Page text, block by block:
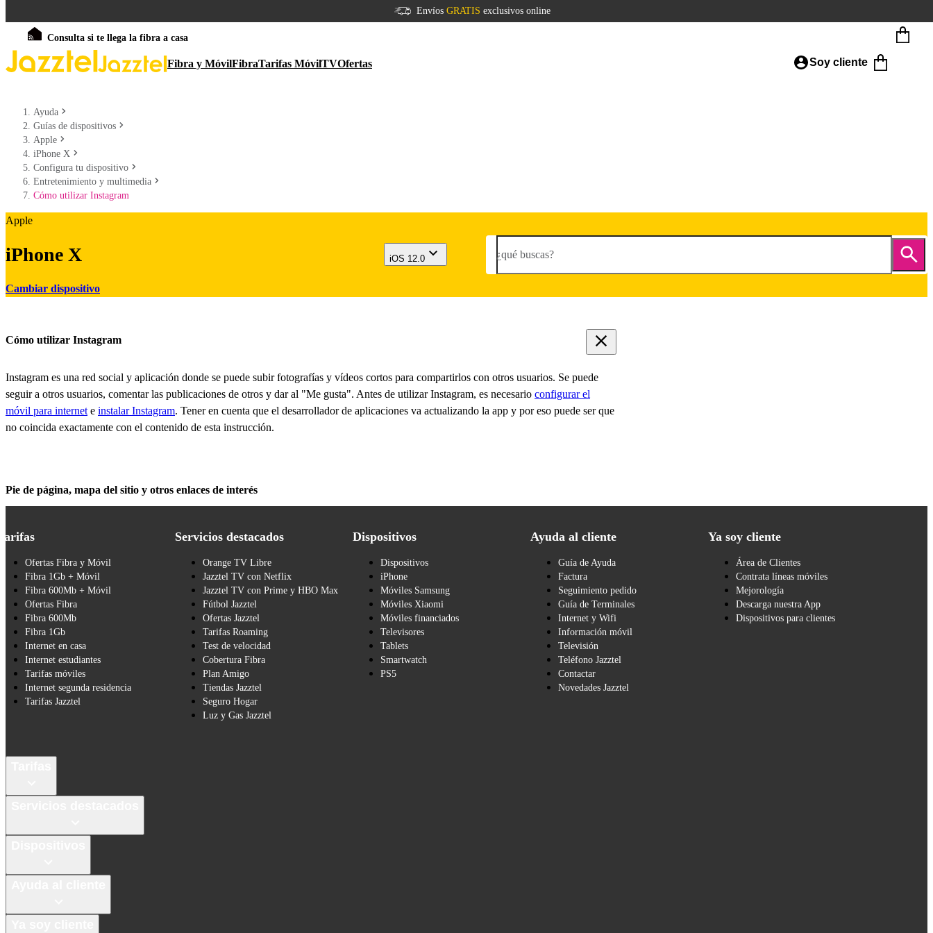
Envíos GRATIS exclusivos online
Consulta si te llega la fibra a casa
Fibra y MóvilFibraTarifas MóvilTVOfertas Soy cliente
Ayuda
Guías de dispositivos
Apple
iPhone X
Configura tu dispositivo
Entretenimiento y multimedia
Cómo utilizar Instagram
Apple
iPhone X
Cambiar dispositivo
iOS 12.0 ¿qué buscas?
Cómo utilizar Instagram
Instagram es una red social y aplicación donde se puede subir fotografías y vídeos cortos para compartirlos con otros usuarios. Se puede
seguir a otros usuarios, comentar las publicaciones de otros y dar al "Me gusta". Antes de utilizar Instagram, es necesario configurar el
móvil para internet e instalar Instagram. Tener en cuenta que el desarrollador de aplicaciones va actualizando la app y por eso puede ser que
no coincida exactamente con el contenido de esta instrucción.
Pie de página, mapa del sitio y otros enlaces de interés
Ofertas Fibra y Móvil
Fibra 1Gb + Móvil
Fibra 600Mb + Móvil
Ofertas Fibra
Fibra 600Mb
Fibra 1Gb
Internet en casa
Internet estudiantes
Tarifas móviles
Internet segunda residencia
Tarifas Jazztel
Servicios destacados
Orange TV Libre
Jazztel TV con Netflix
Jazztel TV con Prime y HBO Max
Fútbol Jazztel
Ofertas Jazztel
Tarifas Roaming
Test de velocidad
Cobertura Fibra
Plan Amigo
Tiendas Jazztel
Seguro Hogar
Luz y Gas Jazztel
Dispositivos
Dispositivos
iPhone
Móviles Samsung
Móviles Xiaomi
Móviles financiados
Televisores
Tablets
Smartwatch
PS5
Ayuda al cliente
Guía de Ayuda
Factura
Seguimiento pedido
Guía de Terminales
Internet y Wifi
Información móvil
Televisión
Teléfono Jazztel
Contactar
Novedades Jazztel
Ya soy cliente
Área de Clientes
Contrata líneas móviles
Mejorología
Descarga nuestra App
Dispositivos para clientes